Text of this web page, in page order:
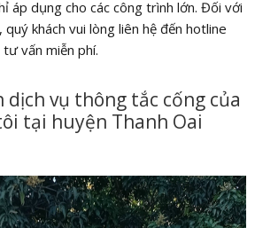
áp dụng cho các công trình lớn. Đối với
quý khách vui lòng liên hệ đến hotline
vấn miễn phí.
dịch vụ thông tắc cống của
tại huyện Thanh Oai